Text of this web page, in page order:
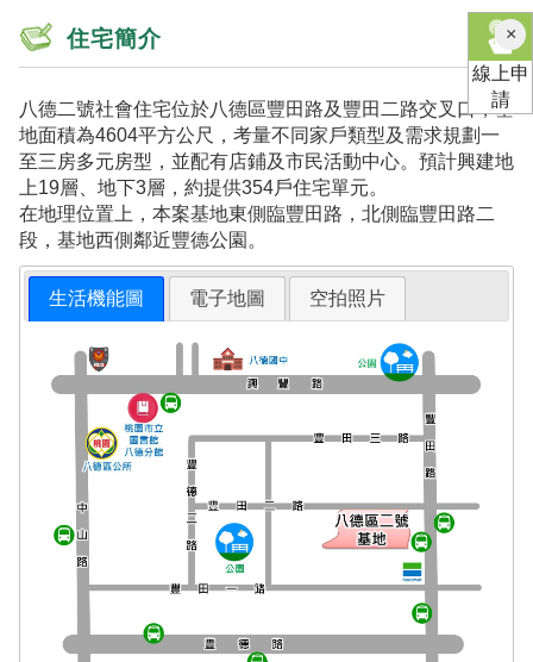
住宅簡介
八德二號社會住宅位於八德區豐田路及豐田二路交叉口，基
地面積為4604平方公尺，考量不同家戶類型及需求規劃一
至三房多元房型，並配有店鋪及市民活動中心。預計興建地
上19層、地下3層，約提供354戶住宅單元。
在地理位置上，本案基地東側臨豐田路，北側臨豐田路二
段，基地西側鄰近豐德公園。
生活機能圖 電子地圖 空拍照片
×關
閉
線上申
請